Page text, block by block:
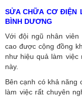
SỬA CHỮA CƠ ĐIỆN
BÌNH DƯƠNG
Với đội ngũ nhân viên
cao được cộng đồng
như hiệu quả làm việc
này.
Bên cạnh có khả năng
làm việc rất chuyên